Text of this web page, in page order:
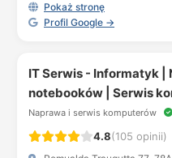
Pokaż stronę
Profil Google →
IT Serwis - Informatyk |
notebooków | Serwis
Naprawa i serwis komputerów
4.8(105 opinii)